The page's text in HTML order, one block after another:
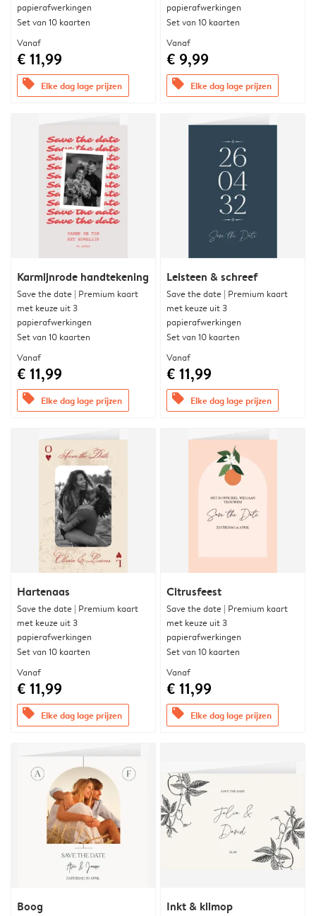
papierafwerkingen
Set van 10 kaarten
Vanaf
€ 11,99
offers Elke dag lage prijzen
papierafwerkingen
Set van 10 kaarten
Vanaf
€ 9,99
offers Elke dag lage prijzen
Karmijnrode handtekening
Save the date | Premium kaart
met keuze uit 3
papierafwerkingen
Set van 10 kaarten
Vanaf
€ 11,99
offers Elke dag lage prijzen
Leisteen & schreef
Save the date | Premium kaart
met keuze uit 3
papierafwerkingen
Set van 10 kaarten
Vanaf
€ 11,99
offers Elke dag lage prijzen
Hartenaas
Save the date | Premium kaart
met keuze uit 3
papierafwerkingen
Set van 10 kaarten
Vanaf
€ 11,99
offers Elke dag lage prijzen
Citrusfeest
Save the date | Premium kaart
met keuze uit 3
papierafwerkingen
Set van 10 kaarten
Vanaf
€ 11,99
offers Elke dag lage prijzen
Boog Inkt & klimop